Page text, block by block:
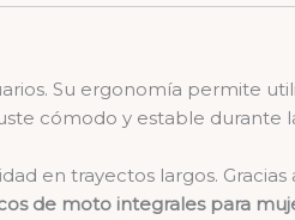
Su ergonomía permite
cómodo y estable durante
en trayectos largos. Gracias
de moto integrales para